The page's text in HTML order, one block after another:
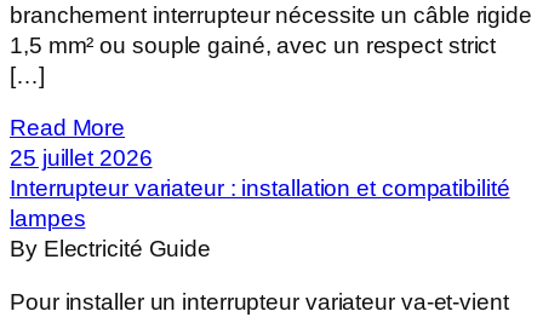
branchement interrupteur nécessite un câble rigide
1,5 mm² ou souple gainé, avec un respect strict
[…]
Read More
25 juillet 2026
Interrupteur variateur : installation et compatibilité
lampes
By Electricité Guide
Pour installer un interrupteur variateur va-et-vient